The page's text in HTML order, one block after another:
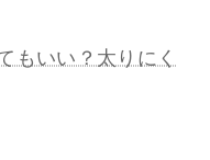
もいい？太りにく